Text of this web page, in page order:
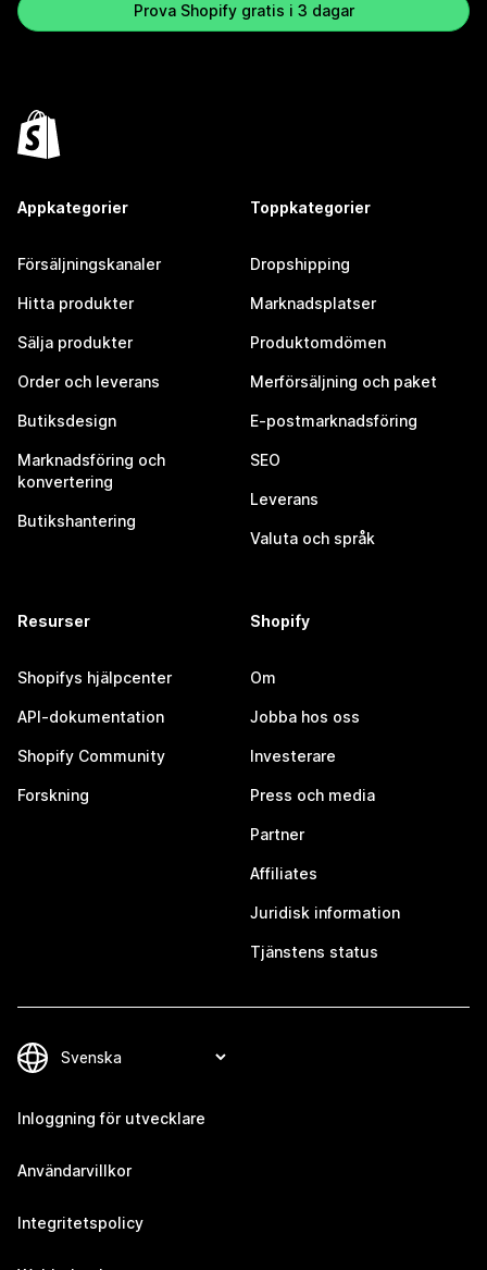
Prova Shopify gratis i 3 dagar
Appkategorier
Försäljningskanaler
Hitta produkter
Sälja produkter
Order och leverans
Butiksdesign
Marknadsföring och
konvertering
Butikshantering
Toppkategorier
Dropshipping
Marknadsplatser
Produktomdömen
Merförsäljning och paket
E-postmarknadsföring
SEO
Leverans
Valuta och språk
Resurser
Shopifys hjälpcenter
API-dokumentation
Shopify Community
Forskning
Shopify
Om
Jobba hos oss
Investerare
Press och media
Partner
Affiliates
Juridisk information
Tjänstens status
Inloggning för utvecklare
Användarvillkor
Integritetspolicy